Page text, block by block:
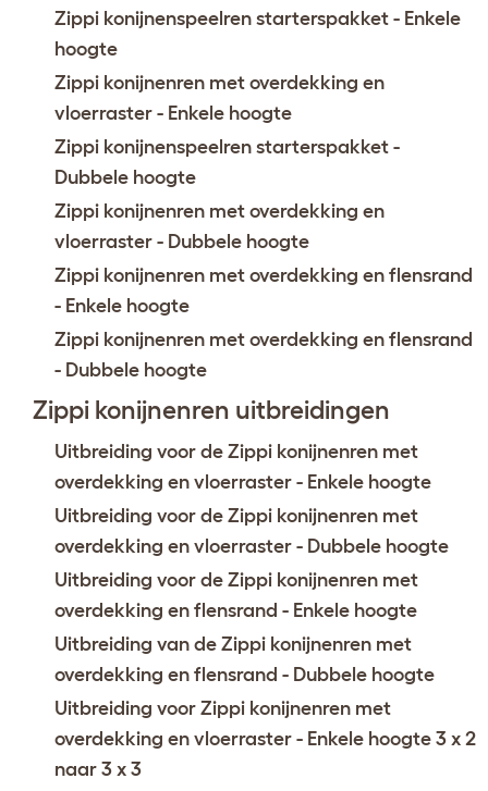
Zippi konijnenspeelren starterspakket - Enkele
hoogte
Zippi konijnenren met overdekking en
vloerraster - Enkele hoogte
Zippi konijnenspeelren starterspakket -
Dubbele hoogte
Zippi konijnenren met overdekking en
vloerraster - Dubbele hoogte
Zippi konijnenren met overdekking en flensrand
- Enkele hoogte
Zippi konijnenren met overdekking en flensrand
- Dubbele hoogte
Zippi konijnenren uitbreidingen
Uitbreiding voor de Zippi konijnenren met
overdekking en vloerraster - Enkele hoogte
Uitbreiding voor de Zippi konijnenren met
overdekking en vloerraster - Dubbele hoogte
Uitbreiding voor de Zippi konijnenren met
overdekking en flensrand - Enkele hoogte
Uitbreiding van de Zippi konijnenren met
overdekking en flensrand - Dubbele hoogte
Uitbreiding voor Zippi konijnenren met
overdekking en vloerraster - Enkele hoogte 3 x 2
naar 3 x 3